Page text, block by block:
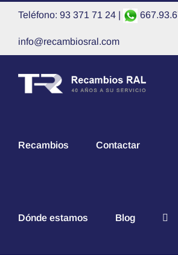
Saltar
Teléfono: 93 371 71 24 |
info@recambiosral.com
Recambios Contactar
Dónde estamos Blog